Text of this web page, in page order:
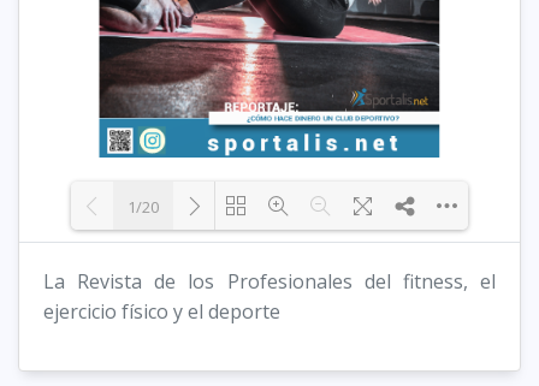
Loading PDF 34% ...
1/20
La Revista de los Profesionales del fitness, el
ejercicio físico y el deporte